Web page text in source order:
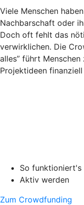
Viele Menschen
Nachbarschaft oder
Doch oft fehlt das
verwirklichen. Die
alles” führt
Projektideen
So funktioniert's
Aktiv werden
Zum Crowdfunding